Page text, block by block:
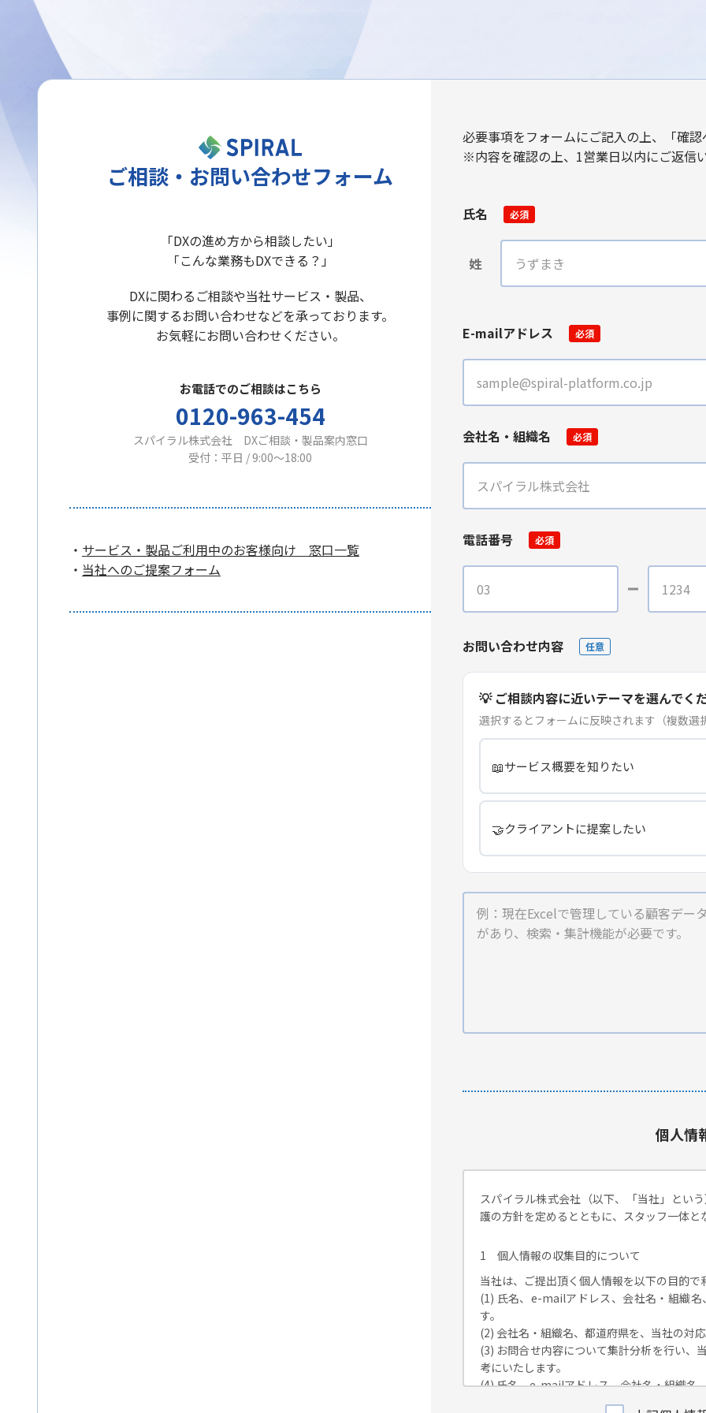
ご相談・お問い合わせフォーム
「DXの進め方から相談したい」
「こんな業務もDXできる？」
DXに関わるご相談や当社サービス・製品、
事例に関するお問い合わせなどを承っております。
お気軽にお問い合わせください。
お電話でのご相談はこちら
0120-963-454
スパイラル株式会社 DXご相談・製品案内窓口
受付：平日 / 9:00〜18:00
・ サービス・製品ご利用中のお客様向け 窓口一覧
・ 当社へのご提案フォーム
必要事項をフォームにご記入の上、「確
※内容を確認の上、1営業日以内にご返信
氏名 必須
姓
E-mailアドレス 必須
会社名・組織名 必須
電話番号 必須
お問い合わせ内容 任意
💡 ご相談内容に近いテーマを選んでく
選択するとフォームに反映されます（複数選
📖サービス概要を知りたい
🤝クライアントに提案したい
個人情
スパイラル株式会社（以下、「当社」とい
護の方針を定めるとともに、スタッフ一体
1 個人情報の収集目的について
当社は、ご提出頂く個人情報を以下の目的で
(1) 氏名、e-mailアドレス、会社名・組織
す。
(2) 会社名・組織名、都道府県を、当社の対
(3) お問合せ内容について集計分析を行い、
考にいたします。
(4) 氏名、e-mailアドレス、会社名・組織名
が独自に発信する情報（ブログ記事、ホワ